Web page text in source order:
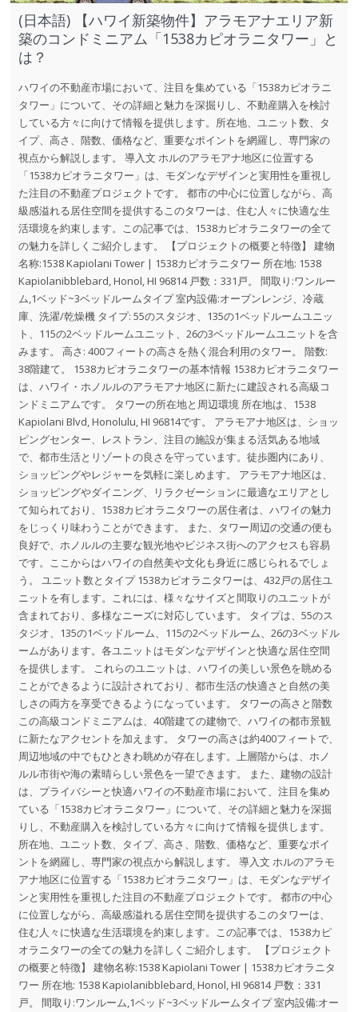
(日本語) 【ハワイ新築物件】アラモアナエリア新
築のコンドミニアム「1538カピオラニタワー」と
は？
ハワイの不動産市場において、注目を集めている「1538カピオラニ
タワー」について、その詳細と魅力を深掘りし、不動産購入を検討
している方々に向けて情報を提供します。所在地、ユニット数、タ
イプ、高さ、階数、価格など、重要なポイントを網羅し、専門家の
視点から解説します。 導入文 ホルのアラモアナ地区に位置する
「1538カピオラニタワー」は、モダンなデザインと実用性を重視し
た注目の不動産プロジェクトです。 都市の中心に位置しながら、高
級感溢れる居住空間を提供するこのタワーは、住む人々に快適な生
活環境を約束します。この記事では、1538カピオラニタワーの全て
の魅力を詳しくご紹介します。 【プロジェクトの概要と特徴】 建物
名称:1538 Kapiolani Tower | 1538カピオラニタワー 所在地: 1538
Kapiolanibblebard, Honol, HI 96814 戸数：331戸。 間取り:ワンルー
ム,1ベッド~3ベッドルームタイプ 室内設備:オーブンレンジ、冷蔵
庫、洗濯/乾燥機 タイプ: 55のスタジオ、135の1ベッドルームユニッ
ト、115の2ベッドルームユニット、26の3ベッドルームユニットを含
みます。 高さ: 400フィートの高さを熱く混合利用のタワー。 階数:
38階建て。 1538カピオラニタワーの基本情報 1538カピオラニタワー
は、ハワイ・ホノルルのアラモアナ地区に新たに建設される高級コ
ンドミニアムです。 タワーの所在地と周辺環境 所在地は、1538
Kapiolani Blvd, Honolulu, HI 96814です。 アラモアナ地区は、ショッ
ピングセンター、レストラン、注目の施設が集まる活気ある地域
で、都市生活とリゾートの良さを守っています。徒歩圏内にあり、
ショッピングやレジャーを気軽に楽しめます。 アラモアナ地区は、
ショッピングやダイニング、リラクゼーションに最適なエリアとし
て知られており、1538カピオラニタワーの居住者は、ハワイの魅力
をじっくり味わうことができます。 また、タワー周辺の交通の便も
良好で、ホノルルの主要な観光地やビジネス街へのアクセスも容易
です。ここからはハワイの自然美や文化も身近に感じられるでしょ
う。 ユニット数とタイプ 1538カピオラニタワーは、432戸の居住ユ
ニットを有します。これには、様々なサイズと間取りのユニットが
含まれており、多様なニーズに対応しています。 タイプは、55のス
タジオ、135の1ベッドルーム、115の2ベッドルーム、26の3ベッドル
ームがあります。各ユニットはモダンなデザインと快適な居住空間
を提供します。 これらのユニットは、ハワイの美しい景色を眺める
ことができるように設計されており、都市生活の快適さと自然の美
しさの両方を享受できるようになっています。 タワーの高さと階数
この高級コンドミニアムは、40階建ての建物で、ハワイの都市景観
に新たなアクセントを加えます。 タワーの高さは約400フィートで、
周辺地域の中でもひときわ眺めが存在します。上層階からは、ホノ
ルル市街や海の素晴らしい景色を一望できます。 また、建物の設計
は、プライバシーと快適ハワイの不動産市場において、注目を集め
ている「1538カピオラニタワー」について、その詳細と魅力を深掘
りし、不動産購入を検討している方々に向けて情報を提供します。
所在地、ユニット数、タイプ、高さ、階数、価格など、重要なポイ
ントを網羅し、専門家の視点から解説します。 導入文 ホルのアラモ
アナ地区に位置する「1538カピオラニタワー」は、モダンなデザイ
ンと実用性を重視した注目の不動産プロジェクトです。 都市の中心
に位置しながら、高級感溢れる居住空間を提供するこのタワーは、
住む人々に快適な生活環境を約束します。この記事では、1538カピ
オラニタワーの全ての魅力を詳しくご紹介します。 【プロジェクト
の概要と特徴】 建物名称:1538 Kapiolani Tower | 1538カピオラニタ
ワー 所在地: 1538 Kapiolanibblebard, Honol, HI 96814 戸数：331
戸。 間取り:ワンルーム,1ベッド~3ベッドルームタイプ 室内設備:オー